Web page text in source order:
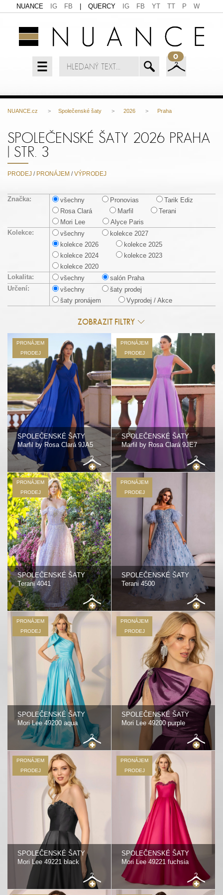
NUANCE IG FB QUERCY IG FB YT TT P W
0
NUANCE.cz > Společenské šaty > 2026 > Praha
SPOLEČENSKÉ ŠATY 2026 PRAHA
| STR. 3
PRODEJ / PRONÁJEM /VÝPRODEJ
Značka: všechny Pronovias
Tarik Ediz
Rosa Clará
Marfil
Terani
Mori Lee
Alyce Paris
Kolekce:
všechny
kolekce 2027
kolekce 2026
kolekce 2025
kolekce 2024
kolekce 2023
kolekce 2020
Lokalita:
všechny
salón Praha
Určení:
všechny
šaty prodej
šaty pronájem
Vyprodej / Akce
ZOBRAZIT FILTRY
PRONÁJEM
PRODEJ
SPOLEČENSKÉ ŠATY
Marfil by Rosa Clará 9JA5
PRONÁJEM
PRODEJ
SPOLEČENSKÉ ŠATY
Marfil by Rosa Clará 9JE7
PRONÁJEM
PRODEJ
SPOLEČENSKÉ ŠATY
Terani 4041
PRONÁJEM
PRODEJ
SPOLEČENSKÉ ŠATY
Terani 4500
PRONÁJEM
PRODEJ
SPOLEČENSKÉ ŠATY
Mori Lee 49200 aqua
PRONÁJEM
PRODEJ
SPOLEČENSKÉ ŠATY
Mori Lee 49200 purple
PRONÁJEM
PRODEJ
SPOLEČENSKÉ ŠATY
Mori Lee 49221 black
PRONÁJEM
PRODEJ
SPOLEČENSKÉ ŠATY
Mori Lee 49221 fuchsia